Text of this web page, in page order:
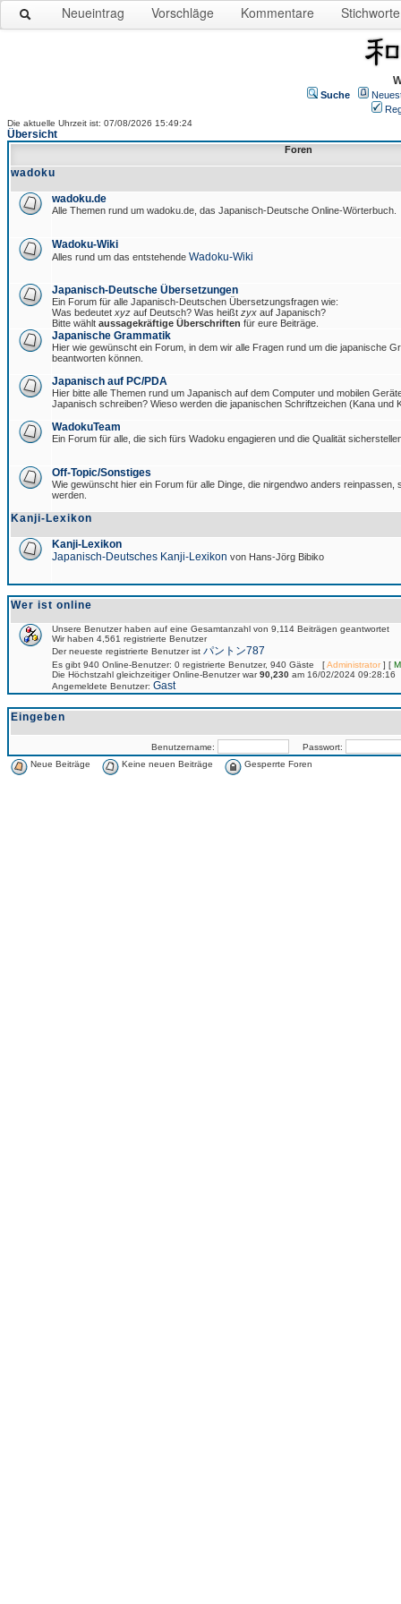
Neueintrag Vorschläge Kommentare Stichworte
Suche
Die aktuelle Uhrzeit ist: 07/08/2026 15:49:24
Übersicht
Foren
wadoku
wadoku.de
Alle Themen rund um wadoku.de, das Japanisch-Deutsche Online-Wörterbuch.
Wadoku-Wiki
Alles rund um das entstehende Wadoku-Wiki
Japanisch-Deutsche Übersetzungen
Ein Forum für alle Japanisch-Deutschen Übersetzungsfragen wie:
Was bedeutet xyz auf Deutsch? Was heißt zyx auf Japanisch?
Bitte wählt aussagekräftige Überschriften für eure Beiträge.
Japanische Grammatik
Hier wie gewünscht ein Forum, in dem wir alle Fragen rund um die japanische
beantworten können.
Japanisch auf PC/PDA
Hier bitte alle Themen rund um Japanisch auf dem Computer und mobilen
Japanisch schreiben? Wieso werden die japanischen Schriftzeichen (Kana und
WadokuTeam
Ein Forum für alle, die sich fürs Wadoku engagieren und die Qualität
Off-Topic/Sonstiges
Wie gewünscht hier ein Forum für alle Dinge, die nirgendwo anders reinpassen,
werden.
Kanji-Lexikon
Kanji-Lexikon
Japanisch-Deutsches Kanji-Lexikon von Hans-Jörg Bibiko
Wer ist online
Unsere Benutzer haben auf eine Gesamtanzahl von 9,114 Beiträgen geantwortet
Wir haben 4,561 registrierte Benutzer
Der neueste registrierte Benutzer ist パントン787
Es gibt 940 Online-Benutzer: 0 registrierte Benutzer, 940 Gäste [Administrator] [
Die Höchstzahl gleichzeitiger Online-Benutzer war90,230 am 16/02/2024 09:28:16
Angemeldete Benutzer: Gast
Eingeben
Benutzername:
Passwort:
Neue Beiträge
Keine neuen Beiträge Gesperrte Foren